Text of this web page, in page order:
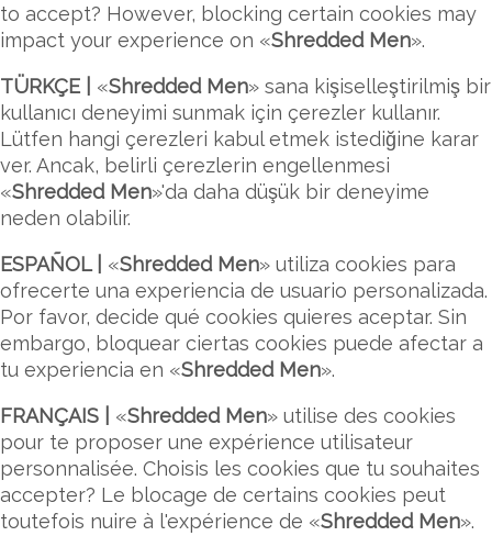
to accept? However, blocking certain cookies may
impact your experience on «Shredded Men».
TÜRKÇE | «Shredded Men» sana kişiselleştirilmiş bir
kullanıcı deneyimi sunmak için çerezler kullanır.
Lütfen hangi çerezleri kabul etmek istediğine karar
ver. Ancak, belirli çerezlerin engellenmesi
«Shredded Men»'da daha düşük bir deneyime
neden olabilir.
ESPAÑOL | «Shredded Men» utiliza cookies para
ofrecerte una experiencia de usuario personalizada.
Por favor, decide qué cookies quieres aceptar. Sin
embargo, bloquear ciertas cookies puede afectar a
tu experiencia en «Shredded Men».
FRANÇAIS | «Shredded Men» utilise des cookies
pour te proposer une expérience utilisateur
personnalisée. Choisis les cookies que tu souhaites
accepter? Le blocage de certains cookies peut
toutefois nuire à l'expérience de «Shredded Men».